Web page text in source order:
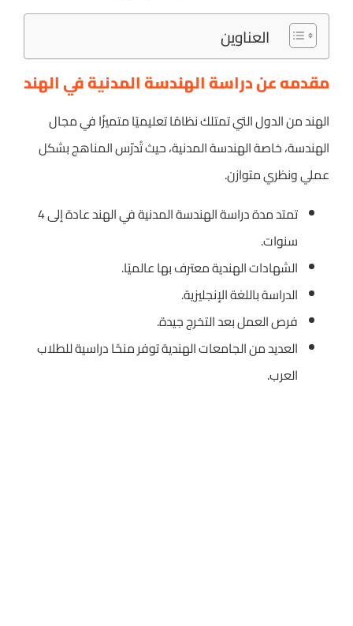
العناوين
مقدمه عن دراسة الهندسة المدنية في الهند
الهند من الدول التي تمتلك نظامًا تعليميًا متميزًا في مجال
الهندسة، خاصة الهندسة المدنية، حيث تُدرّس المناهج بشكل
عملي ونظري متوازن.
تمتد مدة دراسة الهندسة المدنية في الهند عادة إلى 4
سنوات.
الشهادات الهندية معترف بها عالميًا.
الدراسة باللغة الإنجليزية.
فرص العمل بعد التخرج جيدة.
العديد من الجامعات الهندية توفر منحًا دراسية للطلاب
العرب.